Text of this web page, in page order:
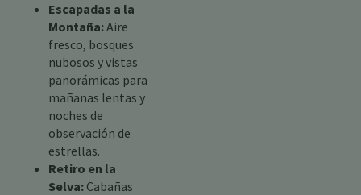
Escapadas a la
Montaña:Aire
fresco, bosques
nubosos y vistas
panorámicas para
mañanas lentas y
noches de
observación de
estrellas.
Retiro en la
Selva: Cabañas